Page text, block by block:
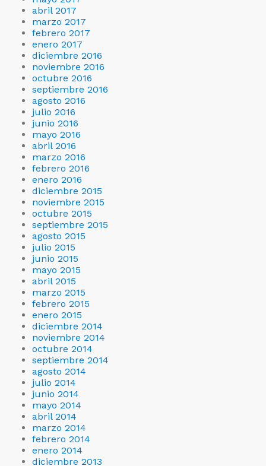
abril 2017
marzo 2017
febrero 2017
enero 2017
diciembre 2016
noviembre 2016
octubre 2016
septiembre 2016
agosto 2016
julio 2016
junio 2016
mayo 2016
abril 2016
marzo 2016
febrero 2016
enero 2016
diciembre 2015
noviembre 2015
octubre 2015
septiembre 2015
agosto 2015
julio 2015
junio 2015
mayo 2015
abril 2015
marzo 2015
febrero 2015
enero 2015
diciembre 2014
noviembre 2014
octubre 2014
septiembre 2014
agosto 2014
julio 2014
junio 2014
mayo 2014
abril 2014
marzo 2014
febrero 2014
enero 2014
diciembre 2013